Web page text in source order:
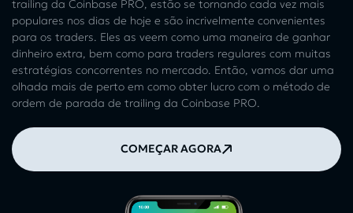
trailing da Coinbase PRO, estão se tornando cada vez mais
populares nos dias de hoje e são incrivelmente convenientes
para os traders. Eles as veem como uma maneira de ganhar
dinheiro extra, bem como para traders regulares com muitas
estratégias concorrentes no mercado. Então, vamos dar uma
olhada mais de perto em como obter lucro com o método de
ordem de parada de trailing da Coinbase PRO.
COMEÇAR AGORA